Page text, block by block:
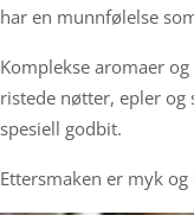
har en munnfølelse
Komplekse aromaer
ristede nøtter, epler
spesiell godbit.
Ettersmaken er myk